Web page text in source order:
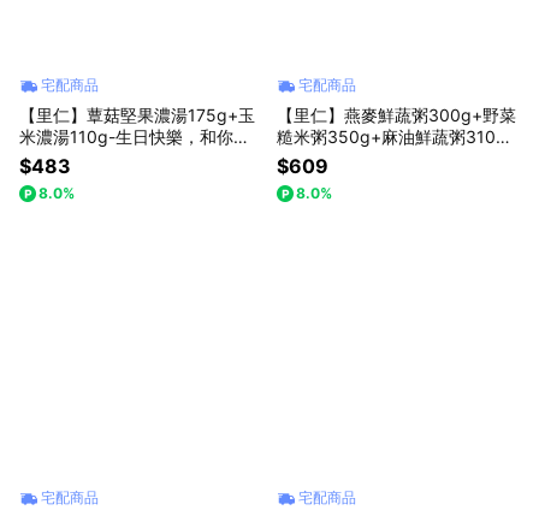
宅配商品
【里仁】蕈菇堅果濃湯175g+玉
米濃湯110g-生日快樂，和你的
交情最濃
$483
8.0%
宅配商品
【里仁】燕麥鮮蔬粥300g+野菜
糙米粥350g+麻油鮮蔬粥310g-
從從容容游刃有餘，暖心飲品推
薦
$609
8.0%
宅配商品 宅配商品